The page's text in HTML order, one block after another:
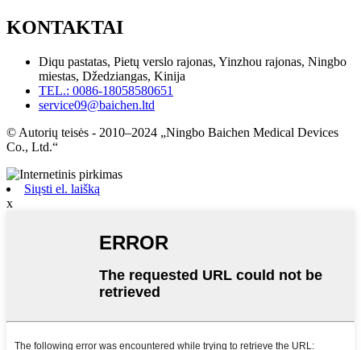
KONTAKTAI
Diqu pastatas, Pietų verslo rajonas, Yinzhou rajonas, Ningbo
miestas, Džedziangas, Kinija
TEL.: 0086-18058580651
service09@baichen.ltd
© Autorių teisės - 2010–2024 „Ningbo Baichen Medical Devices
Co., Ltd.“
Siųsti el. laišką
x